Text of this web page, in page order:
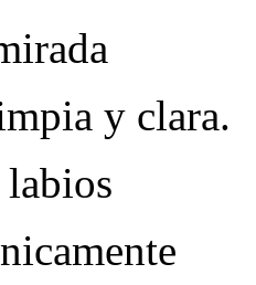
y clara.
labios